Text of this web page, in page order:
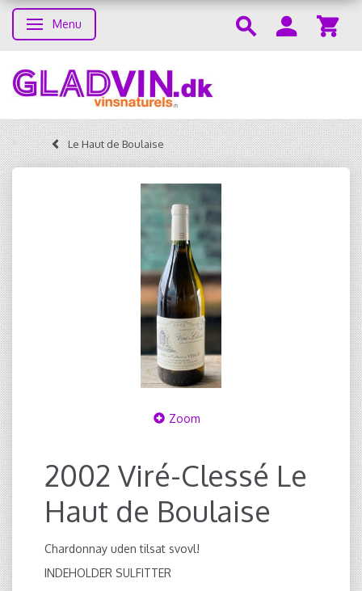
Skifte navigation
Menu
Le Haut de Boulaise
Zoom
2002 Viré-Clessé Le
Haut de Boulaise
Chardonnay uden tilsat svovl!
INDEHOLDER SULFITTER